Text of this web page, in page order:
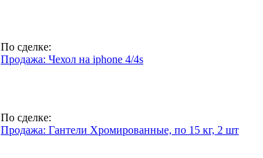
По сделке:
Продажа: Чехол на iphone 4/4s
По сделке:
Продажа: Гантели Хромированные, по 15 кг, 2 шт